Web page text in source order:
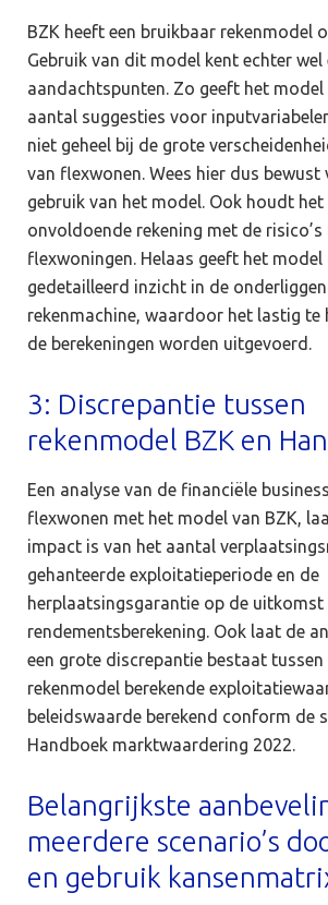
BZK heeft een bruikbaar rekenmodel
Gebruik van dit model kent echter wel
aandachtspunten. Zo geeft het model
aantal suggesties voor
niet geheel bij de grote
van flexwonen. Wees hier dus bewust
gebruik van het model. Ook houdt het
onvoldoende rekening met de risico’s
flexwoningen. Helaas geeft het model
gedetailleerd inzicht in de
rekenmachine, waardoor het lastig te
de berekeningen worden uitgevoerd.
3: Discrepantie tussen
rekenmodel BZK en
Een analyse van de financiële
flexwonen met het model van BZK,
impact is van het aantal
gehanteerde exploitatieperiode en de
herplaatsingsgarantie op de uitkomst
rendementsberekening. Ook laat de
een grote discrepantie bestaat
rekenmodel berekende
beleidswaarde berekend conform de
Handboek marktwaardering 2022.
Belangrijkste
meerdere scenario’s
en gebruik